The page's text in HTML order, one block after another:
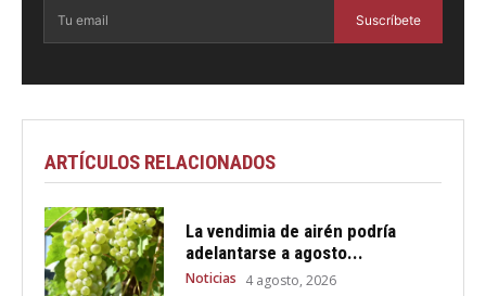
Suscríbete
ARTÍCULOS RELACIONADOS
La vendimia de airén podría
adelantarse a agosto...
Noticias 4 agosto, 2026